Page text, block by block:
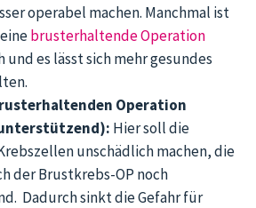
operabel machen. Manchmal ist
brusterhaltende Operation
und es lässt sich mehr gesundes
Operation
Hier soll die
unschädlich machen, die
der Brustkrebs-OP noch
Dadurch sinkt die Gefahr für